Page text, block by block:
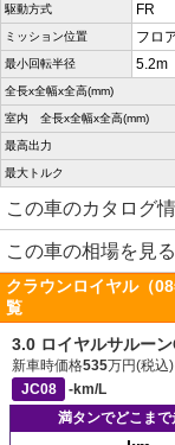
駆動方式 FR
ミッション位置 フロ
最小回転半径 5.2m
全長x全幅x全高(mm)
室内 全長x全幅x全高(mm)
最高出力
最大トルク
この車のカタログ
この車の相場を見る
クラウンロイヤル（
覧
3.0 ロイヤルサルー
新車時価格535万円(税込)
JC08
-km/L
満タンでどこまで